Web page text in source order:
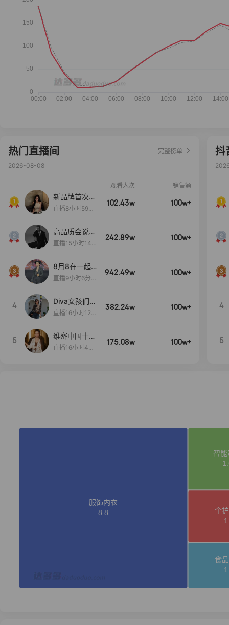
热门直播间
完整榜单
2026-08-08
观看人次 销售额
新品牌首次大
上新
直播8小时59分
102.43w 100w+
高品质会说
话….
直播15小时14
242.89w 100w+
8月8在一起
生日献礼盛典
直播9小时6分1
942.49w 100w+
4
Diva女孩们集
合啦~意大利
直播16小时12
382.24w 100w+
5
维密中国十周
年 与你如此
直播16小时48
175.08w 100w+
抖
4
5